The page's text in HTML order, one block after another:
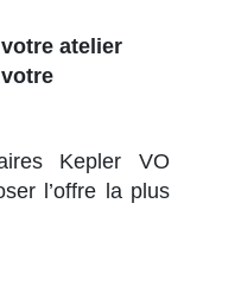
Kepler VO
l’offre la plus